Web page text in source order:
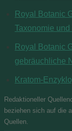
Royal Botanic
Taxonomie und
Royal Botanic
gebräuchliche
Kratom-
Redaktioneller
beziehen sich auf die
Quellen.